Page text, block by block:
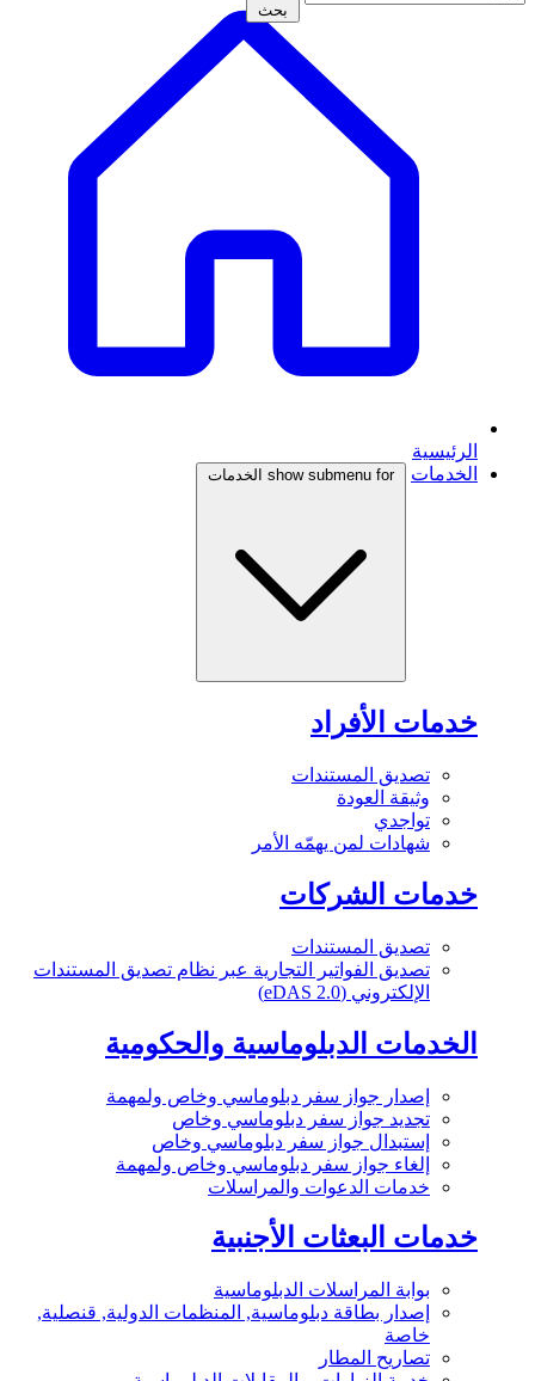
بحث
الرئيسية
الخدمات
show submenu for الخدمات
خدمات الأفراد
تصديق المستندات
وثيقة العودة
تواجدي
شهادات لمن يهمّه الأمر
خدمات الشركات
تصديق المستندات
تصديق الفواتير التجارية عبر نظام تصديق المستندات
الإلكتروني (eDAS 2.0)
الخدمات الدبلوماسية والحكومية
إصدار جواز سفر دبلوماسي وخاص ولمهمة
تجديد جواز سفر دبلوماسي وخاص
إستبدال جواز سفر دبلوماسي وخاص
إلغاء جواز سفر دبلوماسي وخاص ولمهمة
خدمات الدعوات والمراسلات
خدمات البعثات الأجنبية
بوابة المراسلات الدبلوماسية
إصدار بطاقة دبلوماسية, المنظمات الدولية, قنصلية,
خاصة
تصاريح المطار